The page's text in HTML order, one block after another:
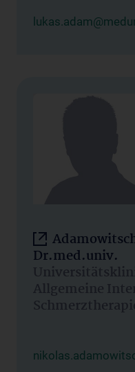
Dr.med.univ.
Allgemeine